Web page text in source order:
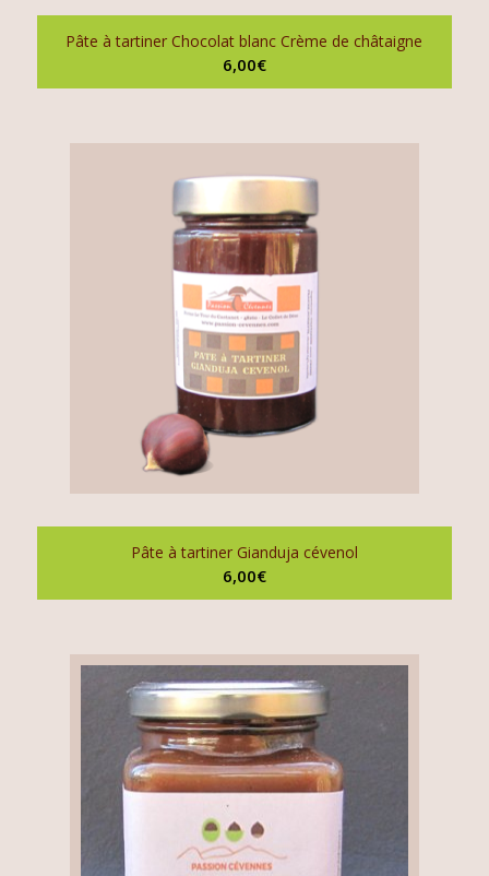
Pâte à tartiner Chocolat blanc Crème de châtaigne
6,00€
Pâte à tartiner Gianduja cévenol
6,00€